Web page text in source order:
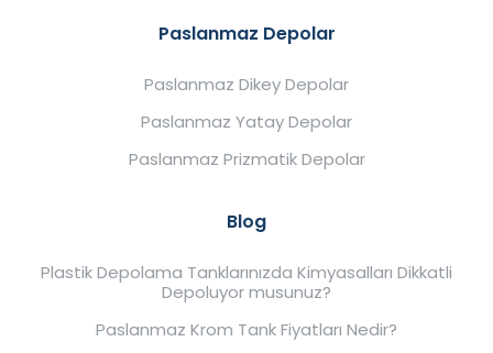
Paslanmaz Depolar
Paslanmaz Dikey Depolar
Paslanmaz Yatay Depolar
Paslanmaz Prizmatik Depolar
Blog
Plastik Depolama Tanklarınızda Kimyasalları Dikkatli
Depoluyor musunuz?
Paslanmaz Krom Tank Fiyatları Nedir?